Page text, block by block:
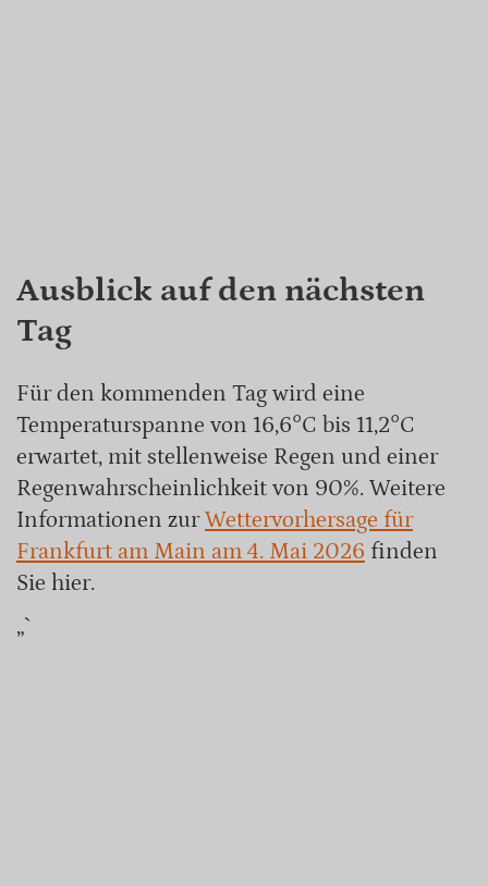
Ausblick auf den nächsten
Tag
Für den kommenden Tag wird eine
Temperaturspanne von 16,6°C bis 11,2°C
erwartet, mit stellenweise Regen und einer
Regenwahrscheinlichkeit von 90%. Weitere
Informationen zurWettervorhersage für
Frankfurt am Main am 4. Mai 2026 finden
Sie hier.
„`